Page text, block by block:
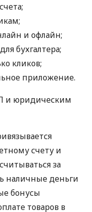
и офлайн;
бухгалтера;
кликов;
приложение.
и юридическим
счету и
за
наличные деньги
бонусы
товаров в